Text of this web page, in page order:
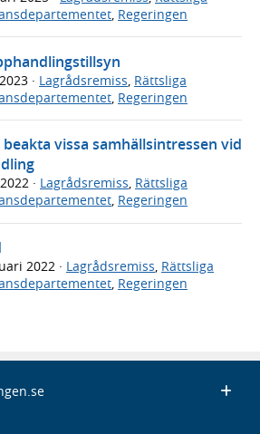
, Regeringen
· Lagrådsremiss Rättsliga
Regeringen
vissa samhällsintressen vid
· Lagrådsremiss, Rättsliga
, Regeringen
2022 · Lagrådsremiss, Rättsliga
, Regeringen